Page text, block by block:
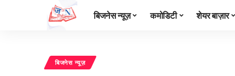
बिजनेस न्यूज़ कमोडिटी शेयर बाज़ार
बिजनेस न्यूज़